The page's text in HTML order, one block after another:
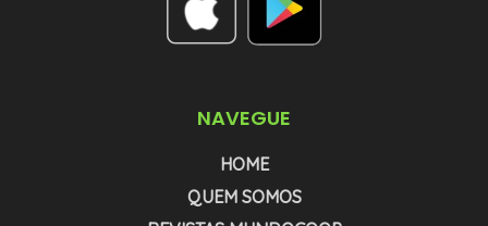
NAVEGUE
HOME
QUEM SOMOS